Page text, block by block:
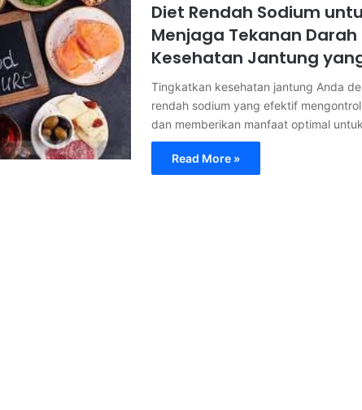
Diet Rendah Sodium
Menjaga Tekanan
Kesehatan Jantung
Tingkatkan kesehatan jantung Anda
rendah sodium yang efektif
dan memberikan manfaat optimal
Read More »